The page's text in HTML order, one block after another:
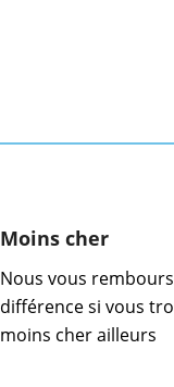
Moins cher
Nous vous
différence si vous
moins cher ailleurs